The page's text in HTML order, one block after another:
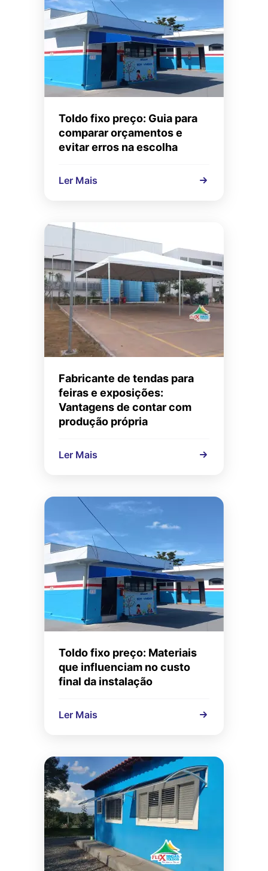
Toldo fixo preço: Guia para
comparar orçamentos e
evitar erros na escolha
Ler Mais
Fabricante de tendas para
feiras e exposições:
Vantagens de contar com
produção própria
Ler Mais
Toldo fixo preço: Materiais
que influenciam no custo
final da instalação
Ler Mais